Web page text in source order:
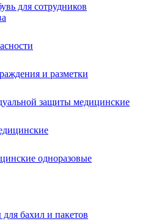
для сотрудников
и разметки
защиты медицинские
одноразовые
бахил и пакетов